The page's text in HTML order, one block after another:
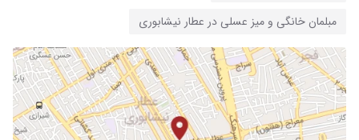
مبلمان خانگی و میز عسلی در عطار نیشابوری